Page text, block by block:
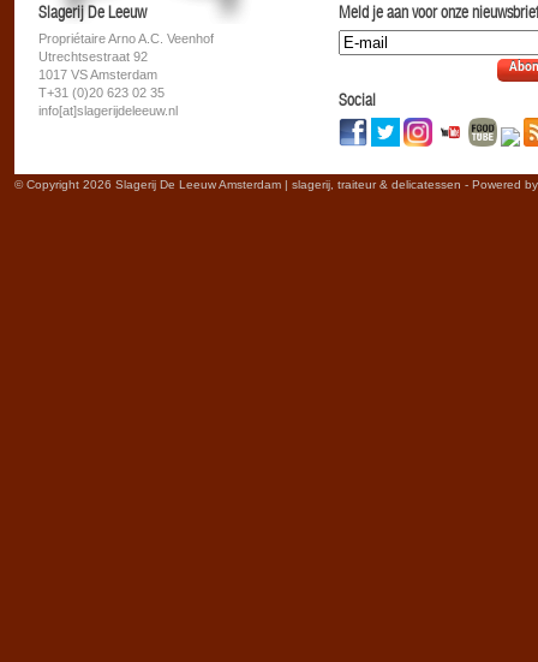
Slagerij De Leeuw
Propriétaire Arno A.C. Veenhof
Utrechtsestraat 92
1017 VS Amsterdam
T+31 (0)20 623 02 35
info[at]slagerijdeleeuw.nl
Meld je aan voor onze
Social
© Copyright 2026 Slagerij De Leeuw Amsterdam | slagerij, traiteur & delicatessen - Powered